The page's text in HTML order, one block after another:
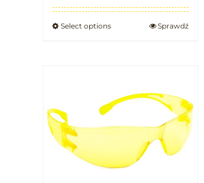
Select options Sprawdź